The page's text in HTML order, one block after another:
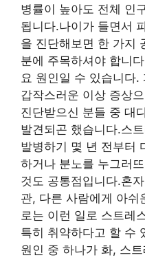
병률이 높아도 전체 인
됩니다.나이가 들면서
을 진단해보면 한 가지
분에 주목하셔야 합니
요 원인일 수 있습니다.
갑작스러운 이상 증상
진단받으신 분들 중 대
발견되곤 했습니다.스
발병하기 몇 년 전부터
하거나 분노를 누그러
것도 공통점입니다.혼
관, 다른 사람에게 아쉬
로는 이런 일로 스트레
특히 취약하다고 할 수
원인 중 하나가 화, 스